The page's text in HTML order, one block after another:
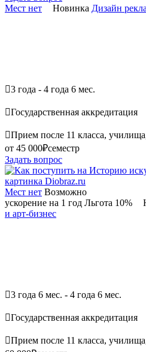
Мест нет
Новинка Дизайн
3 года - 4 года 6 мес.
Государственная аккредитация
Прием после 11 класса,
от 45 000₽семестр
Задать вопрос
Мест нет Возможно
ускорение на 1 год Льгота 10%
и арт-бизнес
3 года 6 мес. - 4 года 6 мес.
Государственная аккредитация
Прием после 11 класса,